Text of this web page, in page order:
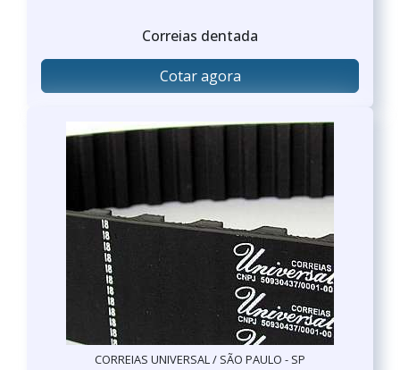
Correias dentada
Cotar agora
CORREIAS UNIVERSAL / SÃO PAULO - SP